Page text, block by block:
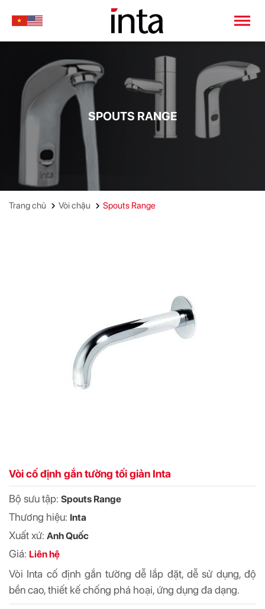
SPOUTS RANGE
Trang chủ Vòi chậu Spouts Range
Vòi cố định gắn tường tối giản Inta
Bộ sưu tập: Spouts Range
Thương hiệu: Inta
Xuất xứ: Anh Quốc
Giá: Liên hệ
Vòi Inta cố định gắn tường dễ lắp đặt, dễ sử dụng, độ
bền cao, thiết kế chống phá hoại, ứng dụng đa dạng.